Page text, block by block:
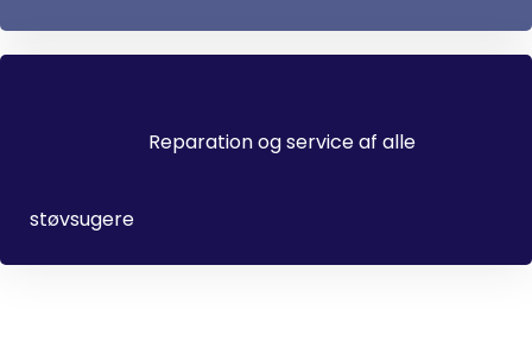
Reparation og service af alle
støvsugere